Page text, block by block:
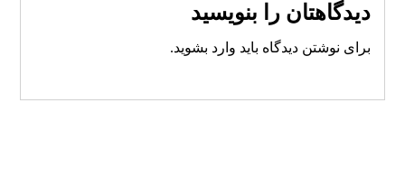
دیدگاهتان را بنویسید
برای نوشتن دیدگاه باید وارد بشوید.